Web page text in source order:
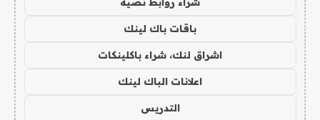
باقات باك لينك
اشراق لنك، شراء باكلينكات
اعلانات الباك لينك
التدريس